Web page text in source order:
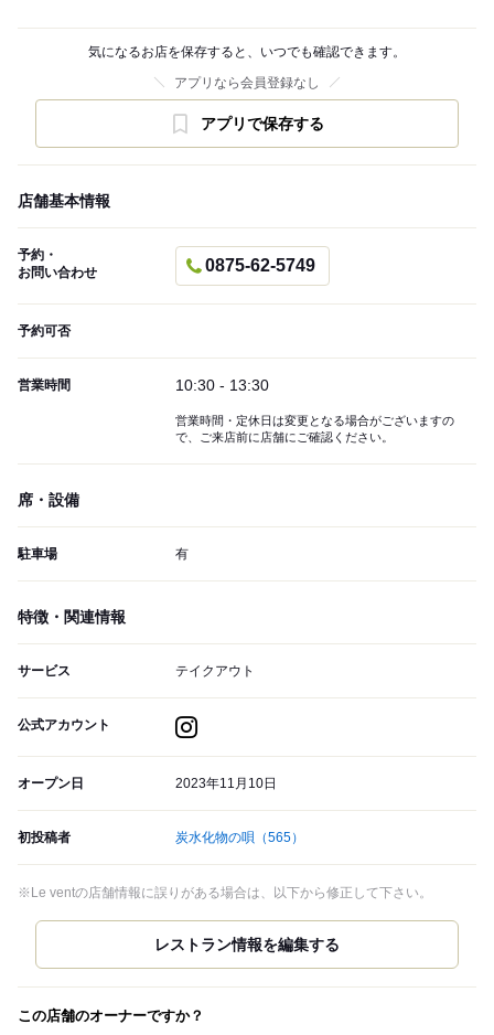
気になるお店を保存すると、いつでも確認できます。
アプリなら会員登録なし
アプリで保存する
店舗基本情報
予約・
お問い合わせ
0875-62-5749
予約可否
営業時間 10:30 - 13:30
営業時間・定休日は変更となる場合がございますの
で、ご来店前に店舗にご確認ください。
席・設備
駐車場 有
特徴・関連情報
サービス テイクアウト
公式アカウント
オープン日 2023年11月10日
初投稿者 炭水化物の唄 （565）
※Le ventの店舗情報に誤りがある場合は、以下から修正して下さい。
この店舗のオーナーですか？